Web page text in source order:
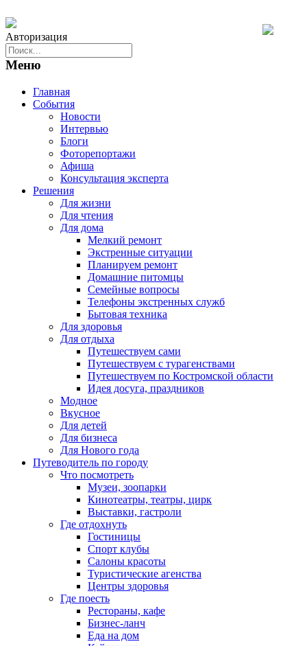
Авторизация
Меню
Главная
События
Новости
Интервью
Блоги
Фоторепортажи
Афиша
Консультация эксперта
Решения
Для жизни
Для чтения
Для дома
Мелкий ремонт
Экстренные ситуации
Планируем ремонт
Домашние питомцы
Семейные вопросы
Телефоны экстренных служб
Бытовая техника
Для здоровья
Для отдыха
Путешествуем сами
Путешествуем с турагенствами
Путешествуем по Костромской области
Идея досуга, праздников
Модное
Вкусное
Для детей
Для бизнеса
Для Нового года
Путеводитель по городу
Что посмотреть
Музеи, зоопарки
Кинотеатры, театры, цирк
Выставки, гастроли
Где отдохнуть
Гостиницы
Спорт клубы
Салоны красоты
Туристические агенства
Центры здоровья
Где поесть
Рестораны, кафе
Бизнес-ланч
Еда на дом